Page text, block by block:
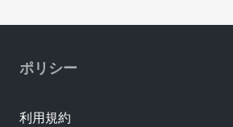
ポリシー
利用規約